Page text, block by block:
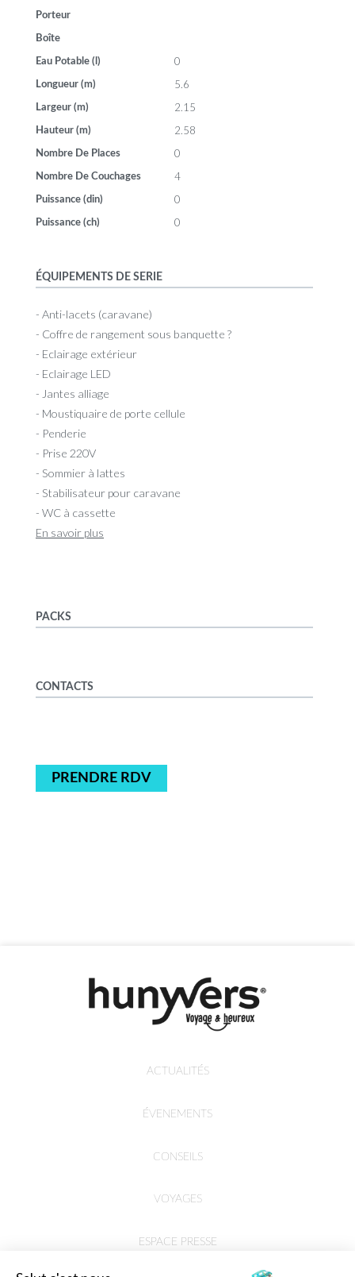
Porteur
Boîte
Eau Potable (l) 0
Longueur (m) 5.6
Largeur (m) 2.15
Hauteur (m) 2.58
Nombre De Places 0
Nombre De Couchages 4
Puissance (din) 0
Puissance (ch) 0
ÉQUIPEMENTS DE SERIE
- Anti-lacets (caravane)
- Coffre de rangement sous banquette ?
- Eclairage extérieur
- Eclairage LED
- Jantes alliage
- Moustiquaire de porte cellule
- Penderie
- Prise 220V
- Sommier à lattes
- Stabilisateur pour caravane
- WC à cassette
En savoir plus
PACKS
CONTACTS
PRENDRE RDV
ACTUALITÉS
ÉVENEMENTS
CONSEILS
VOYAGES
ESPACE PRESSE